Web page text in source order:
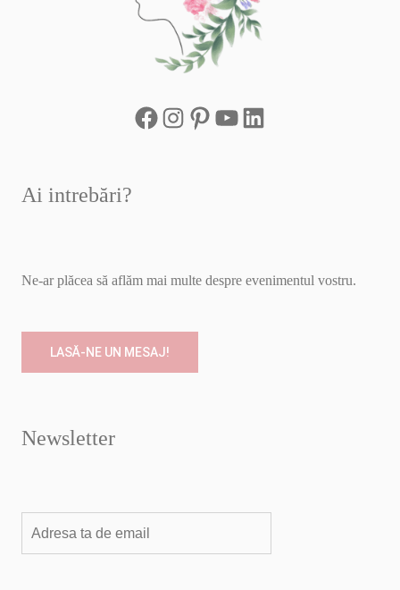
Ai intrebări?
Ne-ar plăcea să aflăm mai multe despre evenimentul vostru.
LASĂ-NE UN MESAJ!
Newsletter